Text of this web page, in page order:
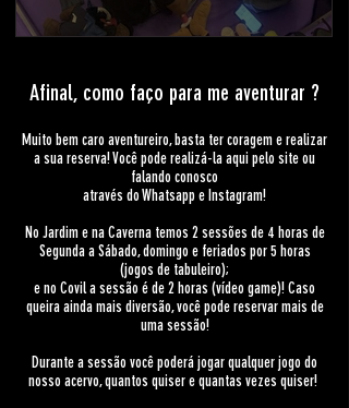
Afinal, como faço para me aventurar ?
Muito bem caro aventureiro, basta ter coragem e realizar
a sua reserva! Você pode realizá-la aqui pelo site ou
falando conosco
através do Whatsapp e Instagram!
No Jardim e na Caverna temos 2 sessões de 4 horas de
Segunda a Sábado, domingo e feriados por 5 horas
(jogos de tabuleiro);
e no Covila sessão é de 2 horas (vídeo game)!Caso
queira ainda mais diversão, você pode reservar mais de
uma sessão!
Durante a sessão você poderá jogar qualquer jogo do
nosso acervo, quantos quiser e quantas vezes quiser!